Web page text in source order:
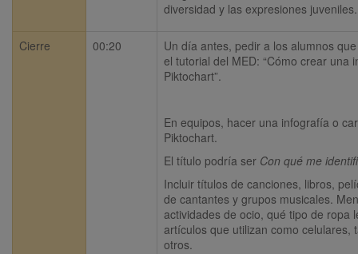
diversidad y las expresiones juveniles.
Cierre 00:20
Un día antes, pedir a los alumnos
el tutorial del MED: “Cómo crear una
Piktochart”.
En equipos, hacer una infografía o
Piktochart.
El título podría ser Con qué me
Incluir títulos de canciones, libros,
de cantantes y grupos musicales.
actividades de ocio, qué tipo de ropa
artículos que utilizan como celulares,
otros.